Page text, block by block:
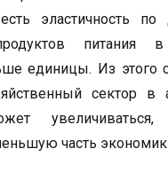
эластичность по
питания
единицы. Из этого
сектор в
часть